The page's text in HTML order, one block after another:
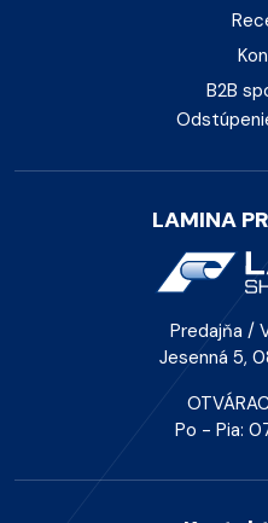
B2B
LAMINA
Predajňa /
Jesenná 5,
Po - Pia: